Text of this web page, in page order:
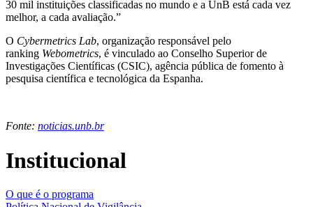
30 mil instituições classificadas no mundo e a UnB está cada vez
melhor, a cada avaliação.”
O Cybermetrics Lab, organização responsável pelo
ranking Webometrics, é vinculado ao Conselho Superior de
Investigações Científicas (CSIC), agência pública de fomento à
pesquisa científica e tecnológica da Espanha.
Fonte: noticias.unb.br
Institucional
O que é o programa